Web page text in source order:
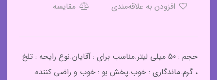
مقایسه
حجم : 50 میلی لیتر.مناسب برای : آقایان.نوع رایحه : تلخ
، گرم.ماندگاری : خوب.پخش بو : خوب و راضی کننده.